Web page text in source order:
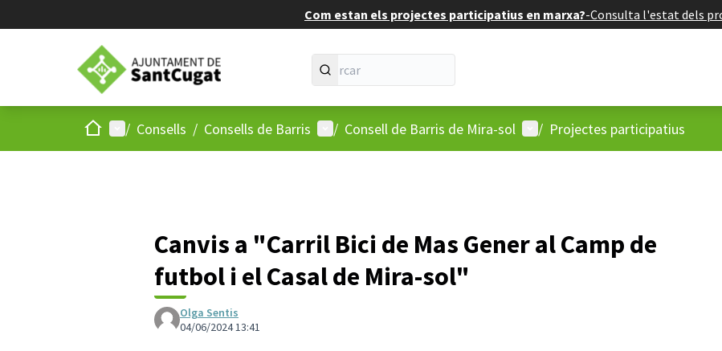
Com estan els projectes participatius en marxa?-Consulta l'estat dels
Inici Menú principal
/ Consells / Consells de Barris Menú d'usuari
/ Consell de Barris de Mira-sol Menú d'usuari
/ Projectes participatius
Canvis a "Carril Bici de Mas Gener al Camp de
futbol i el Casal de Mira-sol"
Olga Sentis
04/06/2024 13:41